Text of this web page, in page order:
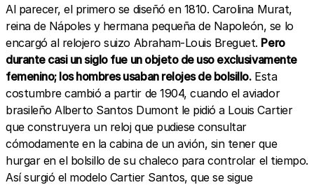
Al parecer, el primero se diseñó en 1810. Carolina Murat,
reina de Nápoles y hermana pequeña de Napoleón, se lo
encargó al relojero suizo Abraham-Louis Breguet. Pero
durante casi un siglo fue un objeto de uso exclusivamente
femenino; los hombres usaban relojes de bolsillo.Esta
costumbre cambió a partir de 1904, cuando el aviador
brasileño Alberto Santos Dumont le pidió a Louis Cartier
que construyera un reloj que pudiese consultar
cómodamente en la cabina de un avión, sin tener que
hurgar en el bolsillo de su chaleco para controlar el tiempo.
Así surgió el modelo Cartier Santos, que se sigue